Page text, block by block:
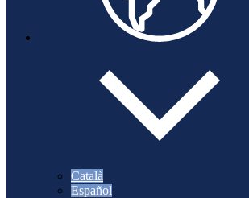
Català
Español